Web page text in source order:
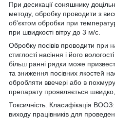
При десикації соняшнику
методу, обробку проводити з
об'єктом обробки при
при швидкості вітру до 3 м/с.
Обробку посівів проводити при
стиглості насіння і його
більш ранні рядки може
та зниження посівних якостей
обробляти ввечері або в
препарату проявляється
Токсичність. Класифікація ВООЗ:
виходу працівників для